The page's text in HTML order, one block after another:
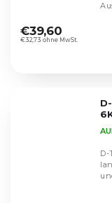
durchschnittliche
Produktbewertung
€32,73 ohne MwSt.
€39,60